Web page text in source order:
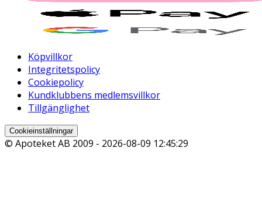
Köpvillkor
Integritetspolicy
Cookiepolicy
Kundklubbens medlemsvillkor
Tillgänglighet
Cookieinställningar
© Apoteket AB 2009 - 2026-08-09 12:45:29